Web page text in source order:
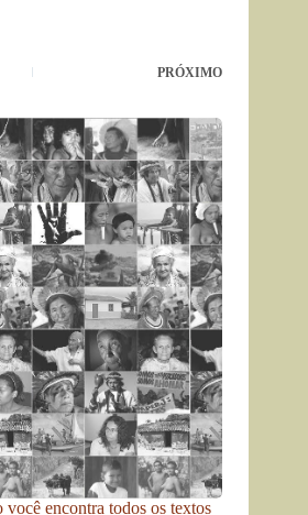
PRÓXIMO
encontra todos os textos